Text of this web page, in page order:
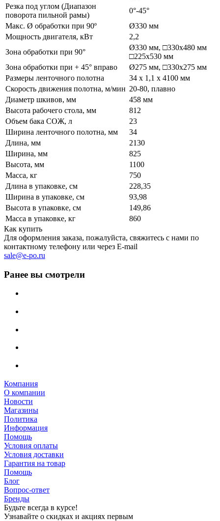
Резка под углом (Диапазон
поворота пильной рамы)
0°-45°
Макс. Ø обработки при 90º
Ø330 мм
Мощность двигателя, кВт
2,2
Зона обработки при 90°
Ø330 мм, □330х480 мм
□225х530 мм
Зона обработки при + 45° вправо
Ø275 мм, □330х275 мм
Размеры ленточного полотна
34 х 1,1 х 4100 мм
Скорость движения полотна, м/мин 20-80, плавно
Диаметр шкивов, мм
458 мм
Высота рабочего стола, мм
812
Объем бака СОЖ, л
23
Ширина ленточного полотна, мм
34
Длина, мм
2130
Ширина, мм
825
Высота, мм
1100
Масса, кг
750
Длина в упаковке, см
228,35
Ширина в упаковке, см
93,98
Высота в упаковке, см
149,86
Масса в упаковке, кг
860
Как купить
Для оформления заказа, пожалуйста, свяжитесь с нами по
контактному телефону или через E-mail
sale@e-po.ru
Ранее вы смотрели
Компания
О компании
Новости
Магазины
Политика
Информация
Помощь
Условия оплаты
Условия доставки
Гарантия на товар
Помощь
Блог
Вопрос-ответ
Бренды
Будьте всегда в курсе!
Узнавайте о скидках и акциях первым